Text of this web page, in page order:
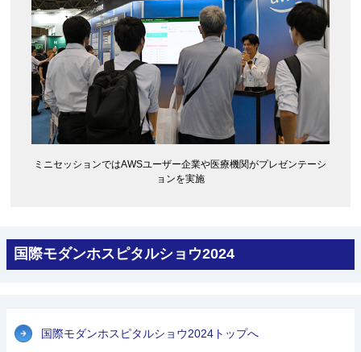
ミニセッションではAWSユーザー企業や医療機関がプレゼンテーシ
ョンを実施
国際モダンホスピタルショウ2024
国際モダンホスピタルショウ2024トップへ